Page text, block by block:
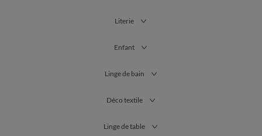
Literie
Enfant
Linge de bain
Déco textile
Linge de table